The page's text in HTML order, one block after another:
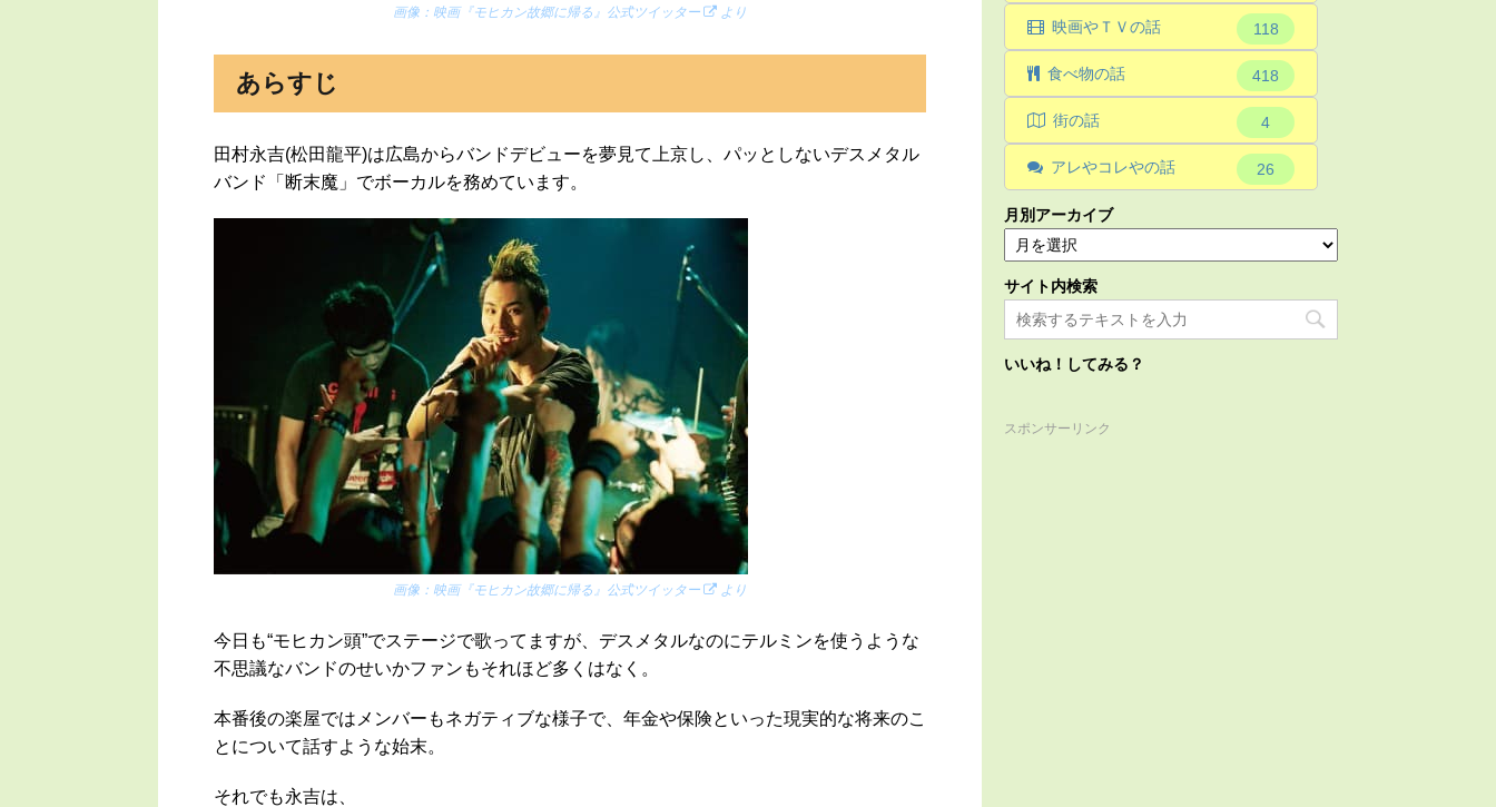
画像： 映画『モヒカン故郷に帰る』公式ツイッター より
あらすじ
田村永吉(松田龍平)は広島からバンドデビューを夢見て上京し、パッとしないデスメタル
バンド「断末魔」でボーカルを務めています。
画像： 映画『モヒカン故郷に帰る』公式ツイッター より
今日も“モヒカン頭”でステージで歌ってますが、デスメタルなのにテルミンを使うような
不思議なバンドのせいかファンもそれほど多くはなく。
本番後の楽屋ではメンバーもネガティブな様子で、年金や保険といった現実的な将来のこ
とについて話すような始末。
それでも永吉は、
映画やＴＶの話 118
食べ物の話 418
街の話 4
アレやコレやの話 26
月別アーカイブ
サイト内検索
いいね！してみる？
スポンサーリンク